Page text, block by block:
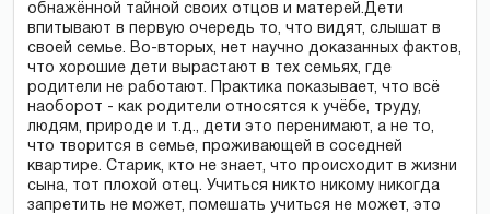
обнажённой тайной своих отцов и матерей.Дети
впитывают в первую очередь то, что видят, слышат в
своей семье. Во-вторых, нет научно доказанных фактов,
что хорошие дети вырастают в тех семьях, где
родители не работают. Практика показывает, что всё
наоборот - как родители относятся к учёбе, труду,
людям, природе и т.д., дети это перенимают, а не то,
что творится в семье, проживающей в соседней
квартире. Старик, кто не знает, что происходит в жизни
сына, тот плохой отец. Учиться никто никому никогда
запретить не может, помешать учиться не может, это